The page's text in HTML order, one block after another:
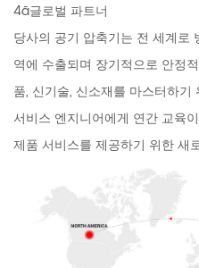
4ã글로벌 파트너
당사의 공기 압축기는 전 세계로
역에 수출되며 장기적으로 안정
품, 신기술, 신소재를 마스터하
서비스 엔지니어에게 연간 교육
제품 서비스를 제공하기 위한 새